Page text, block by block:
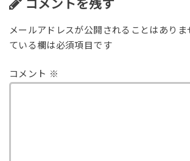
コメントを残す
メールアドレスが公開されることはありま
ている欄は必須項目です
コメント ※